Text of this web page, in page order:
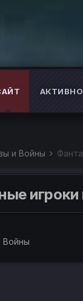
и Войны
Войны